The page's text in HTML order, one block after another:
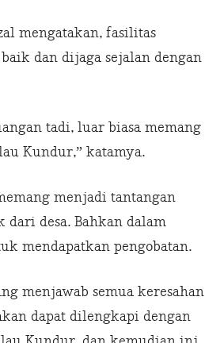
mengatakan, fasilitas
dan dijaga sejalan dengan
tadi, luar biasa memang
Kundur,” katamya.
menjadi tantangan
desa. Bahkan dalam
mendapatkan pengobatan.
menjawab semua keresahan
dapat dilengkapi dengan